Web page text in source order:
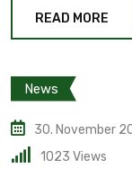
READ MORE
News
30. November
1023 Views